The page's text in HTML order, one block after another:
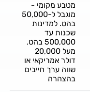
מטבע מקומי -
מוגבל ל-50,000
בהט. למדינות
שכנות עד
500,000 בהט.
מעל 20,000
דולר אמריקאי או
שווה ערך חייבים
בהצהרה